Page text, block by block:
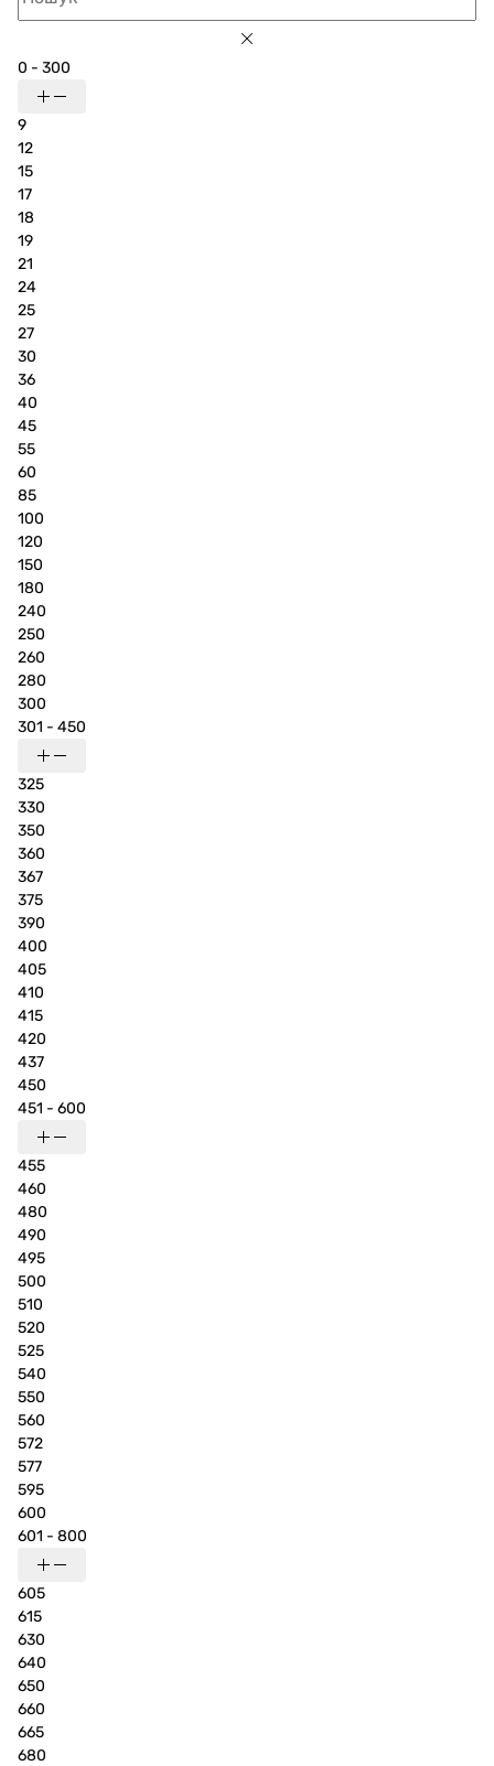
0 - 300
9
12
15
17
18
19
21
24
25
27
30
36
40
45
55
60
85
100
120
150
180
240
250
260
280
300
301 - 450
325
330
350
360
367
375
390
400
405
410
415
420
437
450
451 - 600
455
460
480
490
495
500
510
520
525
540
550
560
572
577
595
600
601 - 800
605
615
630
640
650
660
665
680